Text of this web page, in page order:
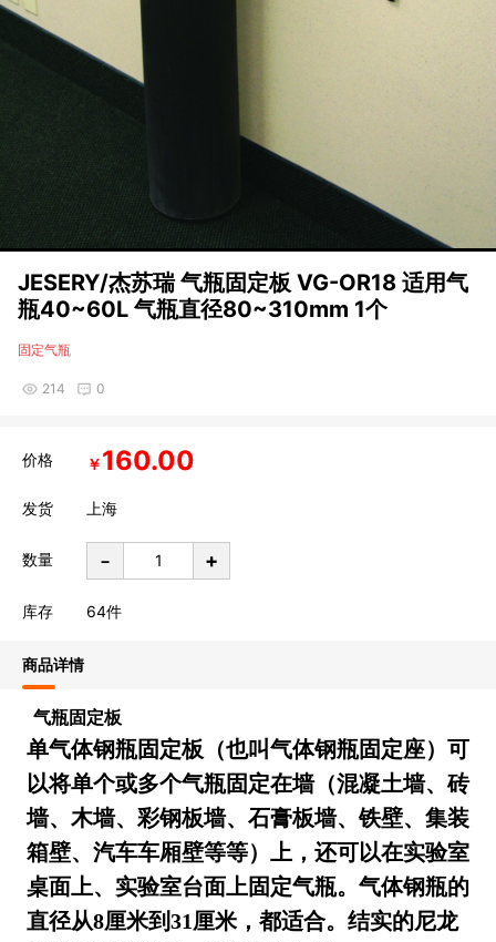
JESERY/杰苏瑞 气瓶固定板 VG-OR18 适用气
瓶40~60L 气瓶直径80~310mm 1个
固定气瓶
214 0
价格 ￥160.00
发货 上海
数量 - +
库存 64件
商品详情
气瓶固定板
单气体钢瓶固定板（也叫气体钢瓶固定座）可
以将单个或多个气瓶固定在墙（混凝土墙、砖
墙、木墙、彩钢板墙、石膏板墙、铁壁、集装
箱壁、汽车车厢壁等等）上，还可以在实验室
桌面上、实验室台面上固定气瓶。气体钢瓶的
直径从8厘米到31厘米，都适合。结实的尼龙